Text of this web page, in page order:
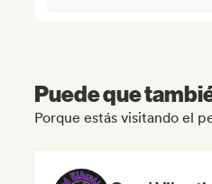
Puede que
Porque estás visitando el